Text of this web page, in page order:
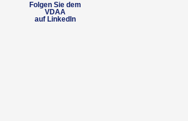
Folgen Sie dem
VDAA
auf LinkedIn